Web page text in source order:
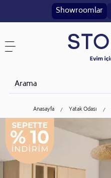
Showroomlar
Anasayfa Yatak Odası